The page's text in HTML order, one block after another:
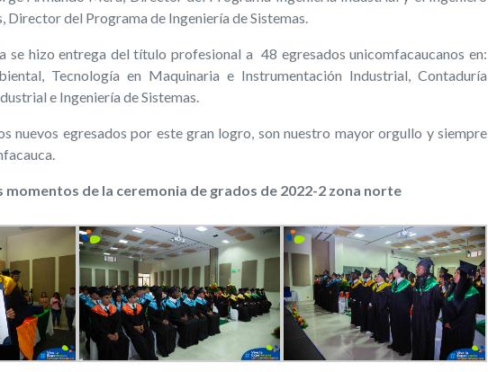
Director del Programa de Ingeniería de Sistemas.
se hizo entrega del título profesional a 48 egresados unicomfacaucanos en:
Tecnología en Maquinaria e Instrumentación Industrial, Contaduría
e Ingeniería de Sistemas.
nuevos egresados por este gran logro, son nuestro mayor orgullo y siempre
momentos de la ceremonia de grados de 2022-2 zona norte